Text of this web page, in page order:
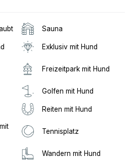
Sauna
Exklusiv mit Hund
Freizeitpark mit Hund
Golfen mit Hund
Reiten mit Hund
Tennisplatz
Wandern mit Hund